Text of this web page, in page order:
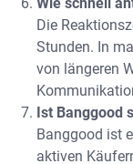
Die
Stunden. In
von längeren
Ist Banggood
Banggood ist
aktiven